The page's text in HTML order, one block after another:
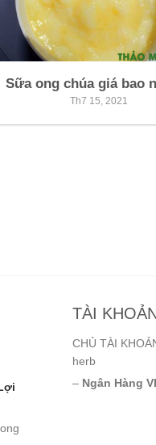
Sữa ong chúa giá bao
Th7 15, 2021
TÀI
CHỦ TÀI
herb
– Ngân Hàng